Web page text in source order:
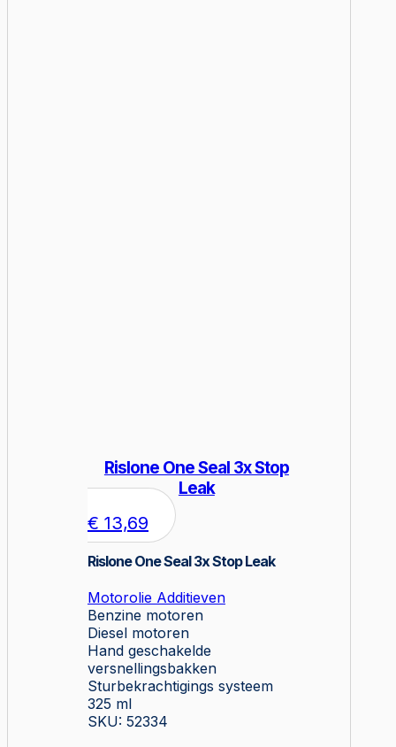
Rislone One Seal 3x Stop
Leak
€ 13,69
Rislone One Seal 3x Stop Leak
Motorolie Additieven
Benzine motoren
Diesel motoren
Hand geschakelde
versnellingsbakken
Sturbekrachtigings systeem
325 ml
SKU: 52334